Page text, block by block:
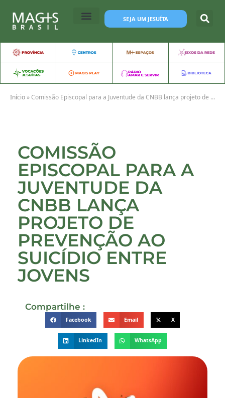
SEJA UM JESUÍTA
Início »Comissão Episcopal para a Juventude da CNBB lança projeto de prevenção ao suicídio entre jovens
COMISSÃO
EPISCOPAL PARA A
JUVENTUDE DA
CNBB LANÇA
PROJETO DE
PREVENÇÃO AO
SUICÍDIO ENTRE
JOVENS
Compartilhe :
Facebook Email X
LinkedIn WhatsApp